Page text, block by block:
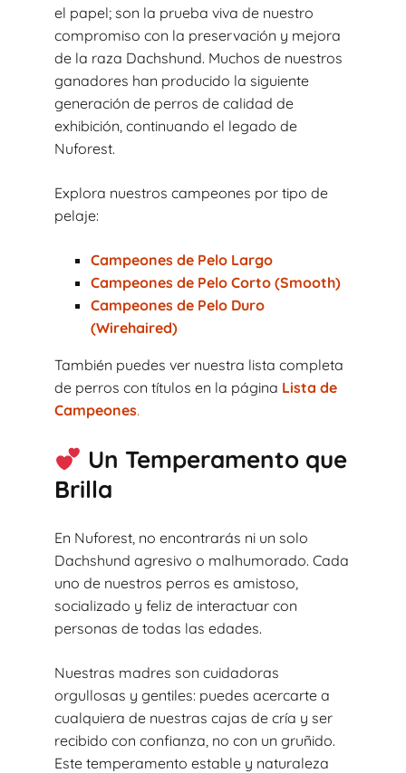
el papel; son la prueba viva de nuestro
compromiso con la preservación y mejora
de la raza Dachshund. Muchos de nuestros
ganadores han producido la siguiente
generación de perros de calidad de
exhibición, continuando el legado de
Nuforest.
Explora nuestros campeones por tipo de
pelaje:
Campeones de Pelo Largo
Campeones de Pelo Corto (Smooth)
Campeones de Pelo Duro
(Wirehaired)
También puedes ver nuestra lista completa
de perros con títulos en la página Lista de
Campeones.
Un Temperamento que
Brilla
En Nuforest, no encontrarás ni un solo
Dachshund agresivo o malhumorado. Cada
uno de nuestros perros es amistoso,
socializado y feliz de interactuar con
personas de todas las edades.
Nuestras madres son cuidadoras
orgullosas y gentiles: puedes acercarte a
cualquiera de nuestras cajas de cría y ser
recibido con confianza, no con un gruñido.
Este temperamento estable y naturaleza